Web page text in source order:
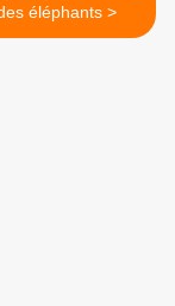
piste des éléphants >